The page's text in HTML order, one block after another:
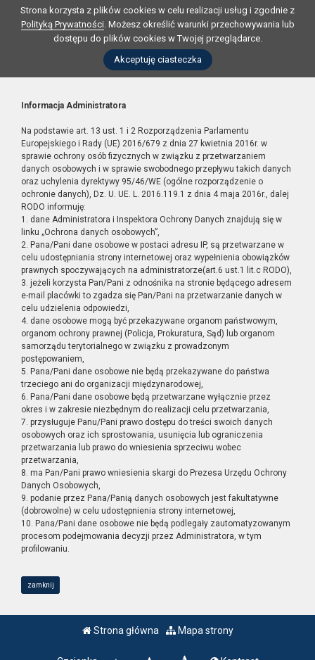
Strona korzysta z plików cookies w celu realizacji usług i zgodnie z
Polityką Prywatności. Możesz określić warunki przechowywania lub
dostępu do plików cookies w Twojej przeglądarce.
Akceptuję ciasteczka
Informacja Administratora
Na podstawie art. 13 ust. 1 i 2 Rozporządzenia Parlamentu
Europejskiego i Rady (UE) 2016/679 z dnia 27 kwietnia 2016r. w
sprawie ochrony osób fizycznych w związku z przetwarzaniem
danych osobowych i w sprawie swobodnego przepływu takich danych
oraz uchylenia dyrektywy 95/46/WE (ogólne rozporządzenie o
ochronie danych), Dz. U. UE. L. 2016.119.1 z dnia 4 maja 2016r., dalej
RODO informuję:
1. dane Administratora i Inspektora Ochrony Danych znajdują się w
linku „Ochrona danych osobowych”,
2. Pana/Pani dane osobowe w postaci adresu IP, są przetwarzane w
celu udostępniania strony internetowej oraz wypełnienia obowiązków
prawnych spoczywających na administratorze(art.6 ust.1 lit.c RODO),
3. jeżeli korzysta Pan/Pani z odnośnika na stronie będącego adresem
e-mail placówki to zgadza się Pan/Pani na przetwarzanie danych w
celu udzielenia odpowiedzi,
4. dane osobowe mogą być przekazywane organom państwowym,
organom ochrony prawnej (Policja, Prokuratura, Sąd) lub organom
samorządu terytorialnego w związku z prowadzonym
postępowaniem,
5. Pana/Pani dane osobowe nie będą przekazywane do państwa
trzeciego ani do organizacji międzynarodowej,
6. Pana/Pani dane osobowe będą przetwarzane wyłącznie przez
okres i w zakresie niezbędnym do realizacji celu przetwarzania,
7. przysługuje Panu/Pani prawo dostępu do treści swoich danych
osobowych oraz ich sprostowania, usunięcia lub ograniczenia
przetwarzania lub prawo do wniesienia sprzeciwu wobec
przetwarzania,
8. ma Pan/Pani prawo wniesienia skargi do Prezesa Urzędu Ochrony
Danych Osobowych,
9. podanie przez Pana/Panią danych osobowych jest fakultatywne
(dobrowolne) w celu udostępnienia strony internetowej,
10. Pana/Pani dane osobowe nie będą podlegały zautomatyzowanym
procesom podejmowania decyzji przez Administratora, w tym
profilowaniu.
zamknij
Strona główna Mapa strony